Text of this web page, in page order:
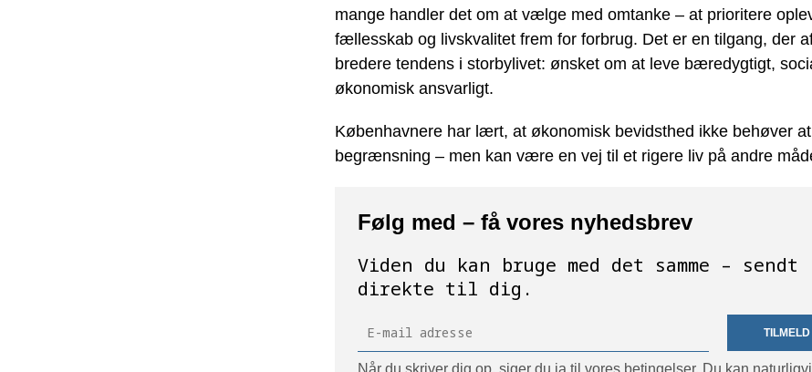
mange handler det om at vælge med omtanke – at prioritere
fællesskab og livskvalitet frem for forbrug. Det er en tilgang, der
bredere tendens i storbylivet: ønsket om at leve bæredygtigt,
økonomisk ansvarligt.
Københavnere har lært, at økonomisk bevidsthed ikke behøver
begrænsning – men kan være en vej til et rigere liv på andre
Følg med – få vores nyhedsbrev
Viden du kan bruge med det samme – sendt
direkte til dig.
TILMELD
Når du skriver dig op, siger du ja til vores betingelser. Du kan